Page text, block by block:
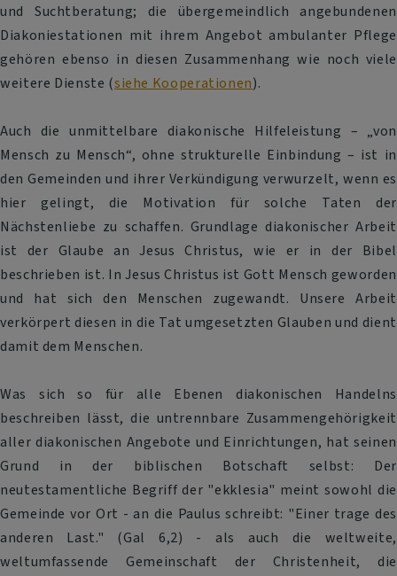
und Suchtberatung; die übergemeindlich angebundenen
Diakoniestationen mit ihrem Angebot ambulanter Pflege
gehören ebenso in diesen Zusammenhang wie noch viele
weitere Dienste (siehe Kooperationen).
Auch die unmittelbare diakonische Hilfeleistung – „von
Mensch zu Mensch“, ohne strukturelle Einbindung – ist in
den Gemeinden und ihrer Verkündigung verwurzelt, wenn es
hier gelingt, die Motivation für solche Taten der
Nächstenliebe zu schaffen. Grundlage diakonischer Arbeit
ist der Glaube an Jesus Christus, wie er in der Bibel
beschrieben ist. In Jesus Christus ist Gott Mensch geworden
und hat sich den Menschen zugewandt. Unsere Arbeit
verkörpert diesen in die Tat umgesetzten Glauben und dient
damit dem Menschen.
Was sich so für alle Ebenen diakonischen Handelns
beschreiben lässt, die untrennbare Zusammengehörigkeit
aller diakonischen Angebote und Einrichtungen, hat seinen
Grund in der biblischen Botschaft selbst: Der
neutestamentliche Begriff der "ekklesia" meint sowohl die
Gemeinde vor Ort - an die Paulus schreibt: "Einer trage des
anderen Last." (Gal 6,2) - als auch die weltweite,
weltumfassende Gemeinschaft der Christenheit, die